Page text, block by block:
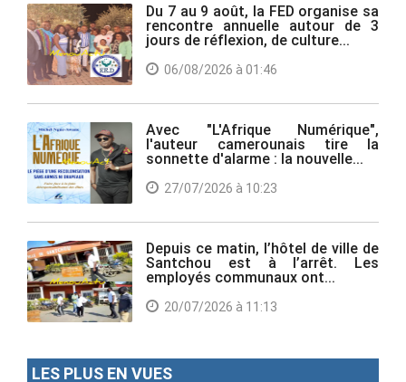
Du 7 au 9 août, la FED organise sa
rencontre annuelle autour de 3
jours de réflexion, de culture...
06/08/2026 à 01:46
Avec "L'Afrique Numérique",
l'auteur camerounais tire la
sonnette d'alarme : la nouvelle...
27/07/2026 à 10:23
Depuis ce matin, l’hôtel de ville de
Santchou est à l’arrêt. Les
employés communaux ont...
20/07/2026 à 11:13
LES PLUS EN VUES